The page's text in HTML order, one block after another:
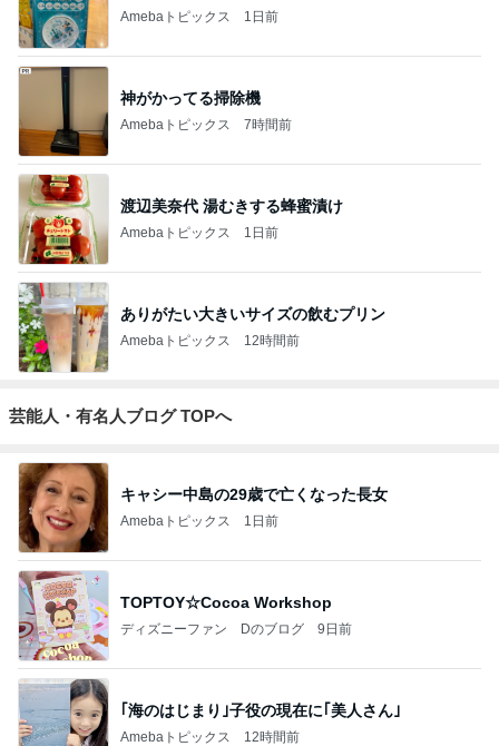
Amebaトピックス 1日前
神がかってる掃除機
Amebaトピックス 7時間前
渡辺美奈代 湯むきする蜂蜜漬け
Amebaトピックス 1日前
ありがたい大きいサイズの飲むプリン
Amebaトピックス 12時間前
芸能人・有名人ブログ TOPへ
キャシー中島の29歳で亡くなった長女
Amebaトピックス 1日前
TOPTOY☆Cocoa Workshop
ディズニーファン Dのブログ 9日前
｢海のはじまり｣子役の現在に｢美人さん｣
Amebaトピックス 12時間前